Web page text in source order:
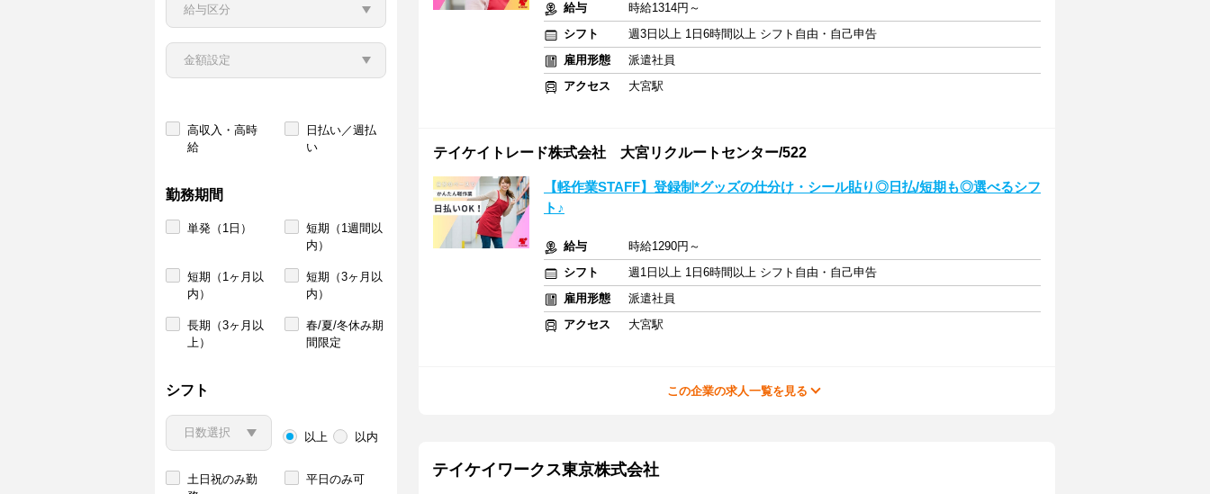
高収入・高時
給
日払い／週払
い
勤務期間
単発（1日）
短期（1週間以
内）
短期（1ヶ月以
内）
短期（3ヶ月以
内）
長期（3ヶ月以
上）
春/夏/冬休み期
間限定
シフト
以上 以内
土日祝のみ勤
平日のみ可
給与
時給1314円～
シフト
週3日以上 1日6時間以上 シフト自由・自己申告
雇用形態
派遣社員
アクセス
大宮駅
テイケイトレード株式会社 大宮リクルートセンター/522
【軽作業STAFF】登録制*グッズの仕分け・シール貼り◎日払/短期も◎選べるシフ
ト♪
給与
時給1290円～
シフト
週1日以上 1日6時間以上 シフト自由・自己申告
雇用形態
派遣社員
アクセス
大宮駅
この企業の求人一覧を見る
テイケイワークス東京株式会社